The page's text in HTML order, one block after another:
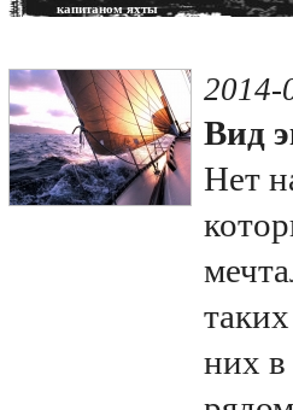
капитаном яхты
2014-
Вид
Нет
них в